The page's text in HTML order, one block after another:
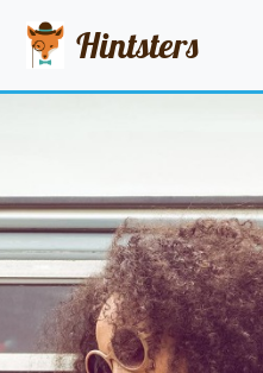
Hintsters